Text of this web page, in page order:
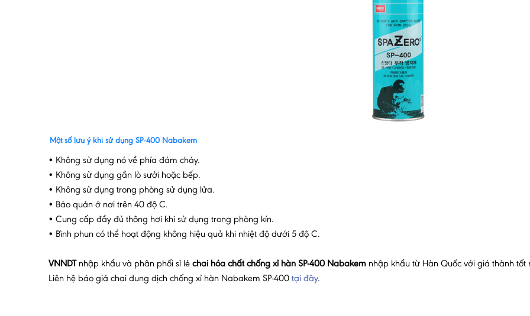
Một số lưu ý khi sử dụng SP-400 Nabakem
• Không sử dụng nó về phía đám cháy.
• Không sử dụng gần lò sưởi hoặc bếp.
• Không sử dụng trong phòng sử dụng lửa.
• Bảo quản ở nơi trên 40 độ C.
• Cung cấp đầy đủ thông hơi khi sử dụng trong phòng kín.
• Bình phun có thể hoạt động không hiệu quả khi nhiệt độ dưới 5 độ C.
VNNDTnhập khẩu và phân phối sỉ lẻ chai hóa chất chống xỉ hàn SP-400 Nabakem nhập khẩu từ Hàn Quốc với giá thành tốt
Liên hệ báo giá chai dung dịch chống xỉ hàn Nabakem SP-400 tại đây.